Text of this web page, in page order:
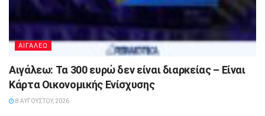
ΑΙΓΑΛΕΩ
Αιγάλεω: Τα 300 ευρώ δεν είναι διαρκείας – Είναι
Κάρτα Οικονομικής Ενίσχυσης
8 ΑΥΓΟΎΣΤΟΥ, 2026